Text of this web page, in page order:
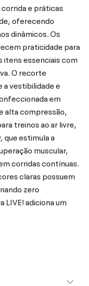
e práticas
oferecendo
dinâmicos. Os
praticidade para
itens essenciais com
O recorte
vestibilidade e
em
alta compressão,
treinos ao ar livre,
que estimula a
muscular,
corridas contínuas.
claras possuem
zero
LIVE! adiciona um